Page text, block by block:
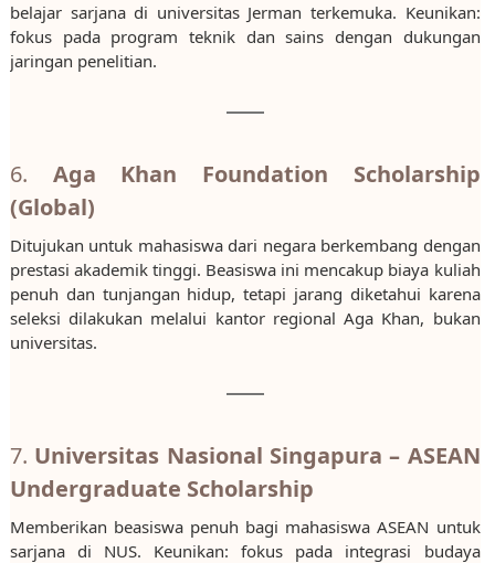
belajar sarjana di universitas Jerman terkemuka. Keunikan:
fokus pada program teknik dan sains dengan dukungan
jaringan penelitian.
6. Aga Khan Foundation Scholarship
(Global)
Ditujukan untuk mahasiswa dari negara berkembang dengan
prestasi akademik tinggi. Beasiswa ini mencakup biaya kuliah
penuh dan tunjangan hidup, tetapi jarang diketahui karena
seleksi dilakukan melalui kantor regional Aga Khan, bukan
universitas.
7. Universitas Nasional Singapura – ASEAN
Undergraduate Scholarship
Memberikan beasiswa penuh bagi mahasiswa ASEAN untuk
sarjana di NUS. Keunikan: fokus pada integrasi budaya